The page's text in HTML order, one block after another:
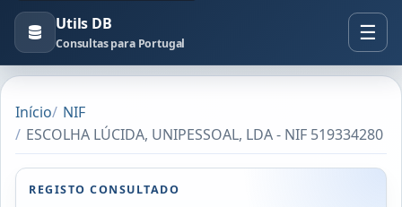
Utils DB
Consultas para Portugal
Início
NIF
ESCOLHA LÚCIDA, UNIPESSOAL, LDA - NIF 519334280
REGISTO CONSULTADO